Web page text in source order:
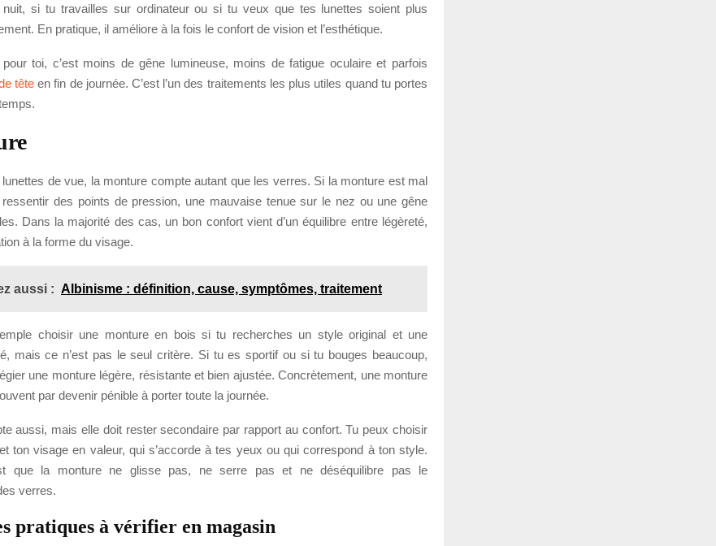
si tu travailles sur ordinateur ou si tu veux que tes lunettes soient plus
En pratique, il améliore à la fois le confort de vision et l’esthétique.
pour toi, c’est moins de gêne lumineuse, moins de fatigue oculaire et parfois
têteen fin de journée. C’est l’un des traitements les plus utiles quand tu portes
de vue, la monture compte autant que les verres. Si la monture est mal
des points de pression, une mauvaise tenue sur le nez ou une gêne
Dans la majorité des cas, un bon confort vient d’un équilibre entre légèreté,
à la forme du visage.
aussi : Albinisme : définition, cause, symptômes, traitement
choisir une monture en bois si tu recherches un style original et une
mais ce n’est pas le seul critère. Si tu es sportif ou si tu bouges beaucoup,
une monture légère, résistante et bien ajustée. Concrètement, une monture
par devenir pénible à porter toute la journée.
aussi, mais elle doit rester secondaire par rapport au confort. Tu peux choisir
ton visage en valeur, qui s’accorde à tes yeux ou qui correspond à ton style.
que la monture ne glisse pas, ne serre pas et ne déséquilibre pas le
verres.
pratiques à vérifier en magasin